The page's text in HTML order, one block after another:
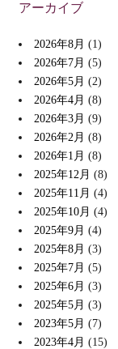
アーカイブ
2026年8月 (1)
2026年7月 (5)
2026年5月 (2)
2026年4月 (8)
2026年3月 (9)
2026年2月 (8)
2026年1月 (8)
2025年12月 (8)
2025年11月 (4)
2025年10月 (4)
2025年9月 (4)
2025年8月 (3)
2025年7月 (5)
2025年6月 (3)
2025年5月 (3)
2023年5月 (7)
2023年4月 (15)